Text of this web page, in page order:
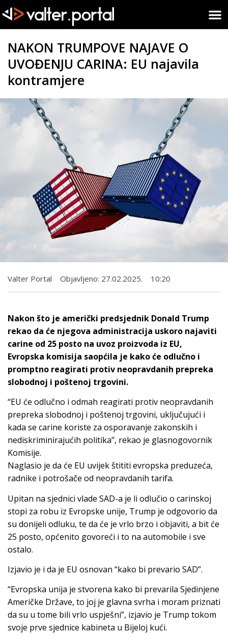
NAKON TRUMPOVE NAJAVE O
UVOĐENJU CARINA: EU najavila
kontramjere
Valter Portal Objavljeno: 27.02.2025. 10:20
Nakon što je američki predsjednik Donald Trump
rekao da će njegova administracija uskoro najaviti
carine od 25 posto na uvoz proizvoda iz EU,
Evropska komisija saopćila je kako će odlučno i
promptno reagirati protiv neopravdanih prepreka
slobodnoj i poštenoj trgovini.
“EU će odlučno i odmah reagirati protiv neopravdanih
prepreka slobodnoj i poštenoj trgovini, uključujući i
kada se carine koriste za osporavanje zakonskih i
nediskriminirajućih politika”, rekao je glasnogovornik
Komisije.
Naglasio je da će EU uvijek štititi evropska preduzeća,
radnike i potrošače od neopravdanih tarifa.
Upitan na sjednici vlade SAD-a je li odlučio o carinskoj
stopi za robu iz Evropske unije, Trump je odgovorio da
su donijeli odluku, te da će je vrlo brzo i objaviti, a bit će
25 posto, općenito govoreći i to na automobile i sve
ostalo.
Izjavio je i da je EU osnovan “kako bi prevario SAD”.
“Evropska unija je stvorena kako bi prevarila Sjedinjene
Američke Države, to joj je glavna svrha i moram priznati
da su u tome bili vrlo uspješni”, izjavio je Trump tokom
svoje prve sjednice kabineta u Bijeloj kući.